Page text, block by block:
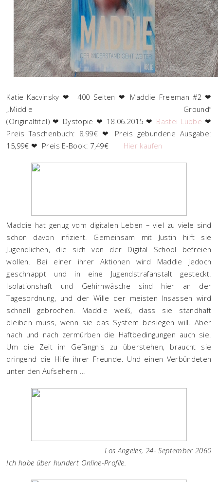
Katie Kacvinsky ❤ 400 Seiten ❤ Maddie Freeman #2 ❤
„Middle Ground“
(Originaltitel) ❤ Dystopie ❤ 18.06.2015 ❤ Bastei Lübbe ❤
Preis Taschenbuch: 8,99€ ❤ Preis gebundene Ausgabe:
15,99€ ❤ Preis E-Book: 7,49€ Hier kaufen
Maddie hat genug vom digitalen Leben – viel zu viele sind
schon davon infiziert. Gemeinsam mit Justin hilft sie
Jugendlichen, die sich von der Digital School befreien
wollen. Bei einer ihrer Aktionen wird Maddie jedoch
geschnappt und in eine Jugendstrafanstalt gesteckt.
Isolationshaft und Gehirnwäsche sind hier an der
Tagesordnung, und der Wille der meisten Insassen wird
schnell gebrochen. Maddie weiß, dass sie standhaft
bleiben muss, wenn sie das System besiegen will. Aber
nach und nach zermürben die Haftbedingungen auch sie.
Um die Zeit im Gefängnis zu überstehen, braucht sie
dringend die Hilfe ihrer Freunde. Und einen Verbündeten
unter den Aufsehern …
Los Angeles, 24- September 2060
Ich habe über hundert Online-Profile.